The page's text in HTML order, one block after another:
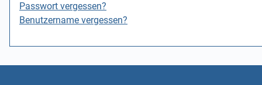
Passwort vergessen?
Benutzername vergessen?